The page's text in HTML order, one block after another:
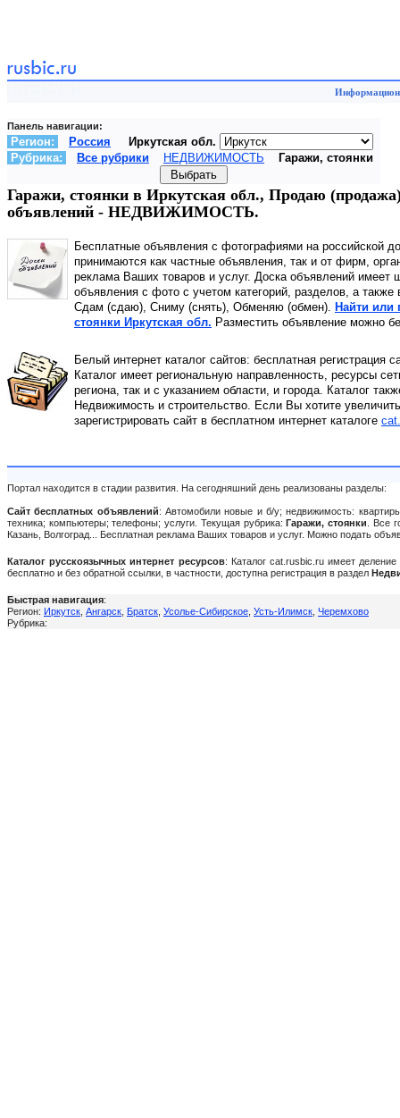
Панель навигации:
Регион: Россия
Иркутская обл.
Рубрика:
Все рубрики НЕДВИЖИМОСТЬ Гаражи, стоянки
Гаражи, стоянки в Иркутская обл., Продаю
объявлений - НЕДВИЖИМОСТЬ.
Бесплатные объявления с фотографиями на российской
принимаются как частные объявления, так и от фирм,
реклама Ваших товаров и услуг. Доска объявлений
объявления с фото с учетом категорий, разделов, а
Сдам (сдаю), Сниму (снять), Обменяю (обмен). Найти или
стоянки Иркутская обл. Разместить объявление можно
Белый интернет каталог сайтов: бесплатная регистрация
Каталог имеет региональную направленность, ресурсы
региона, так и с указанием области, и города. Каталог
Недвижимость и строительство. Если Вы хотите
зарегистрировать сайт в бесплатном интернет каталоге
Портал находится в стадии развития. На сегодняшний день реализованы разделы:
Сайт бесплатных объявлений: Автомобили новые и б/у; недвижимость:
техника; компьютеры; телефоны; услуги. Текущая рубрика:Гаражи, стоянки . Все
Казань, Волгоград... Бесплатная реклама Ваших товаров и услуг. Можно подать
Каталог русскоязычных интернет ресурсов: Каталог cat.rusbic.ru имеет
бесплатно и без обратной ссылки, в частности, доступна регистрация в раздел
Быстрая навигация:
Регион: Иркутск Ангарск Братск Усолье-Сибирское Усть-Илимск Черемхово
Рубрика: